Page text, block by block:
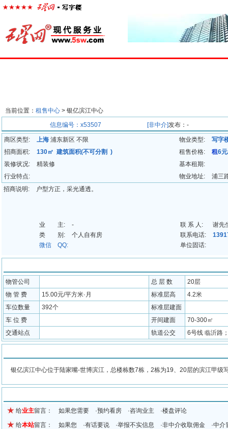
当前位置： 租售中心 > 银亿滨江中心
信息编号：x53507 [非中介]发布：-
商区类型: 上海 浦东新区 不限 物业类型:
写字
招商面积:
130㎡ 建筑面积(不可分割 ) 租售价格: 租6
装修状况:
精装修
基本租期:
行业特点:
物业地址:
浦三
招商说明:
户型方正，采光通透。
业 主: - 联 系 人:
谢先
类 别:
个人自有房 联系电话:
微信 QQ:
单位固话:
物管公司 总 层 数
20层
物 管 费
15.00元/平方米·月 标准层高
4.2米
车位数量
392个
标准层建面
车 位 费
开间建面
70-300㎡
交通站点
轨道公交 6号线 临沂路
银亿滨江中心位于陆家嘴-世博滨江，总楼栋数7栋，2栋为19、20层的滨江甲级
给业主留言： 如果您需要 ·预约看房 ·咨询业主 ·楼盘评论
给本站留言： 如果您 ·有话要说 ·举报不实信息 ·非中介收取佣金 ·中介